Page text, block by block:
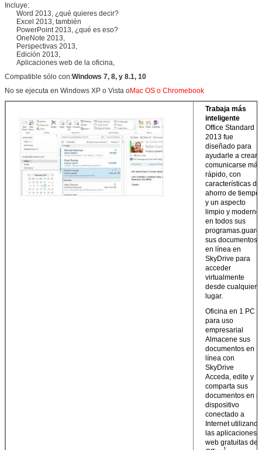
Incluye:
Word 2013, ¿qué quieres decir?
Excel 2013, también
PowerPoint 2013, ¿qué es eso?
OneNote 2013,
Perspectivas 2013,
Edición 2013,
Aplicaciones web de la oficina,
Compatible sólo con:Windows 7, 8, y 8.1, 10
No se ejecuta en Windows XP o Vista oMac OS o Chromebook
Trabaja más
inteligente
Office Standard
2013 fue
diseñado para
ayudarle a crear y
comunicarse más
rápido, con
características de
ahorro de tiempo
y un aspecto
limpio y moderno
en todos sus
sus documentos
en línea en
SkyDrive para
acceder
virtualmente
desde cualquier
lugar.
Oficina en 1 PC
para uso
empresarial
Almacene sus
documentos en
línea con
SkyDrive
Acceda, edite y
comparta sus
documentos en
dispositivo
conectado a
Internet utilizando
las aplicaciones
web gratuitas de